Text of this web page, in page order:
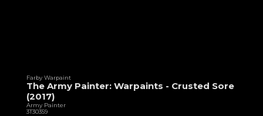
Farby Warpaint
The Army Painter: Warpaints - Crusted Sore
(2017)
Army Painter
3T30359